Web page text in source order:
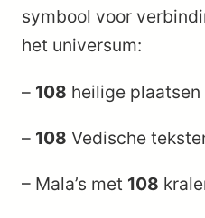
symbool voor
het universum:
– 108 heilige plaatsen
– 108 Vedische
– Mala’s met 108